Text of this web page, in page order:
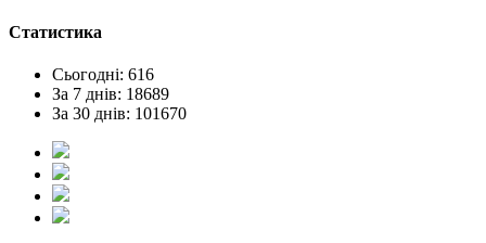
Статистика
Сьогодні: 616
За 7 днів: 18689
За 30 днів: 101670